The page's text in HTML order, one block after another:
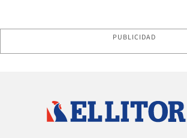
PUBLICIDAD